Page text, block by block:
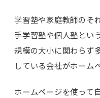
学習塾や家庭教師のそ
手学習塾や個人塾とい
規模の大小に関わらず
している会社がホーム
ホームページを使って